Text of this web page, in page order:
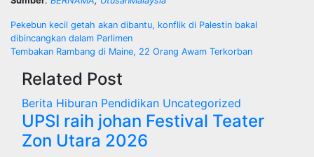
Post
navigation
Pekebun kecil getah akan dibantu, konflik di Palestin bakal
dibincangkan dalam Parlimen
Tembakan Rambang di Maine, 22 Orang Awam Terkorban
Related Post
Berita Hiburan Pendidikan Uncategorized
UPSI raih johan Festival Teater
Zon Utara 2026